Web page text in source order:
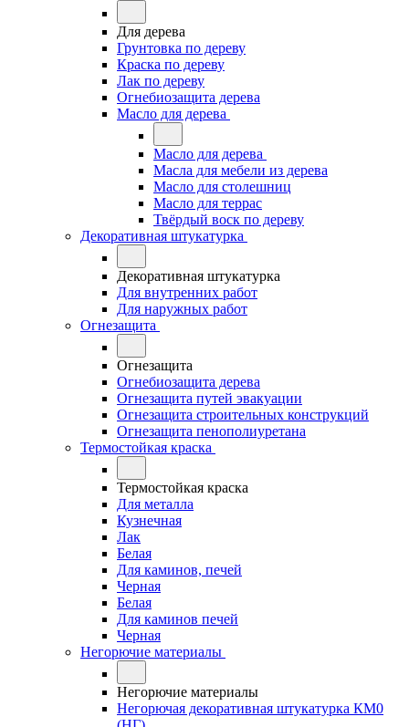
Для дерева
Грунтовка по дереву
Краска по дереву
Лак по дереву
Огнебиозащита дерева
Масло для дерева
Масло для дерева
Масла для мебели из дерева
Масло для столешниц
Масло для террас
Твёрдый воск по дереву
Декоративная штукатурка
Декоративная штукатурка
Для внутренних работ
Для наружных работ
Огнезащита
Огнезащита
Огнебиозащита дерева
Огнезащита путей эвакуации
Огнезащита строительных конструкций
Огнезащита пенополиуретана
Термостойкая краска
Термостойкая краска
Для металла
Кузнечная
Лак
Белая
Для каминов, печей
Черная
Белая
Для каминов печей
Черная
Негорючие материалы
Негорючие материалы
Негорючая декоративная штукатурка КМ0